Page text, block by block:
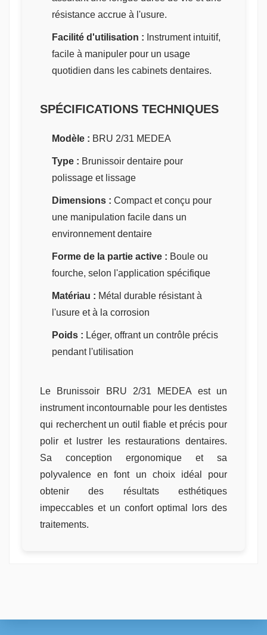
résistance accrue à l'usure.
Facilité d'utilisation : Instrument intuitif,
facile à manipuler pour un usage
quotidien dans les cabinets dentaires.
SPÉCIFICATIONS TECHNIQUES
Modèle : BRU 2/31 MEDEA
Type : Brunissoir dentaire pour
polissage et lissage
Dimensions : Compact et conçu pour
une manipulation facile dans un
environnement dentaire
Forme de la partie active : Boule ou
fourche, selon l'application spécifique
Matériau : Métal durable résistant à
l'usure et à la corrosion
Poids : Léger, offrant un contrôle précis
pendant l'utilisation
Le Brunissoir BRU 2/31 MEDEA est un
instrument incontournable pour les dentistes
qui recherchent un outil fiable et précis pour
polir et lustrer les restaurations dentaires.
Sa conception ergonomique et sa
polyvalence en font un choix idéal pour
obtenir des résultats esthétiques
impeccables et un confort optimal lors des
traitements.